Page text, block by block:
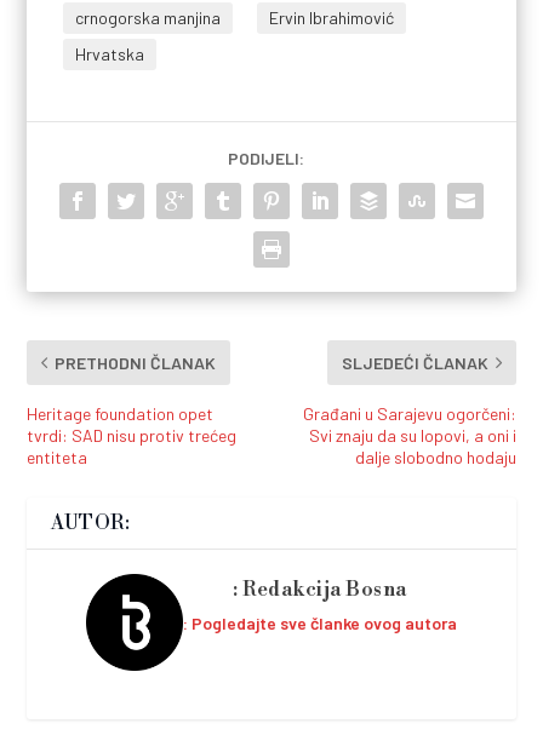
crnogorska manjina
Ervin Ibrahimović
Hrvatska
PODIJELI:
PRETHODNI ČLANAK
Heritage foundation opet
tvrdi: SAD nisu protiv trećeg
entiteta
SLJEDEĆI ČLANAK
Građani u Sarajevu ogorčeni:
Svi znaju da su lopovi, a oni i
dalje slobodno hodaju
AUTOR:
Redakcija Bosna
Pogledajte sve članke ovog autora